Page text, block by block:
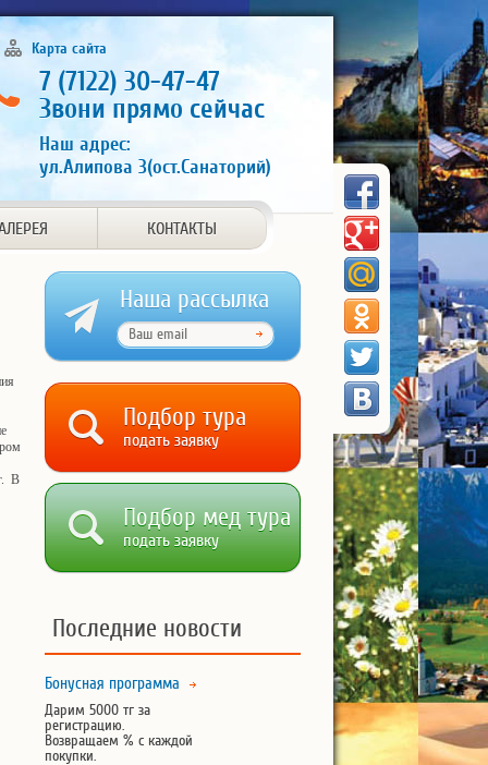
Карта сайта
7 (7122) 30-47-47
Звони прямо сейчас
Наш адрес:
ул.Алипова 3(ост.Санаторий)
КОНТАКТЫ
В
Наша рассылка
Подбор тура
подать заявку
Подбор мед тура
подать заявку
Последние новости
Бонусная программа
Дарим 5000 тг за
регистрацию.
Возвращаем % с каждой
покупки.